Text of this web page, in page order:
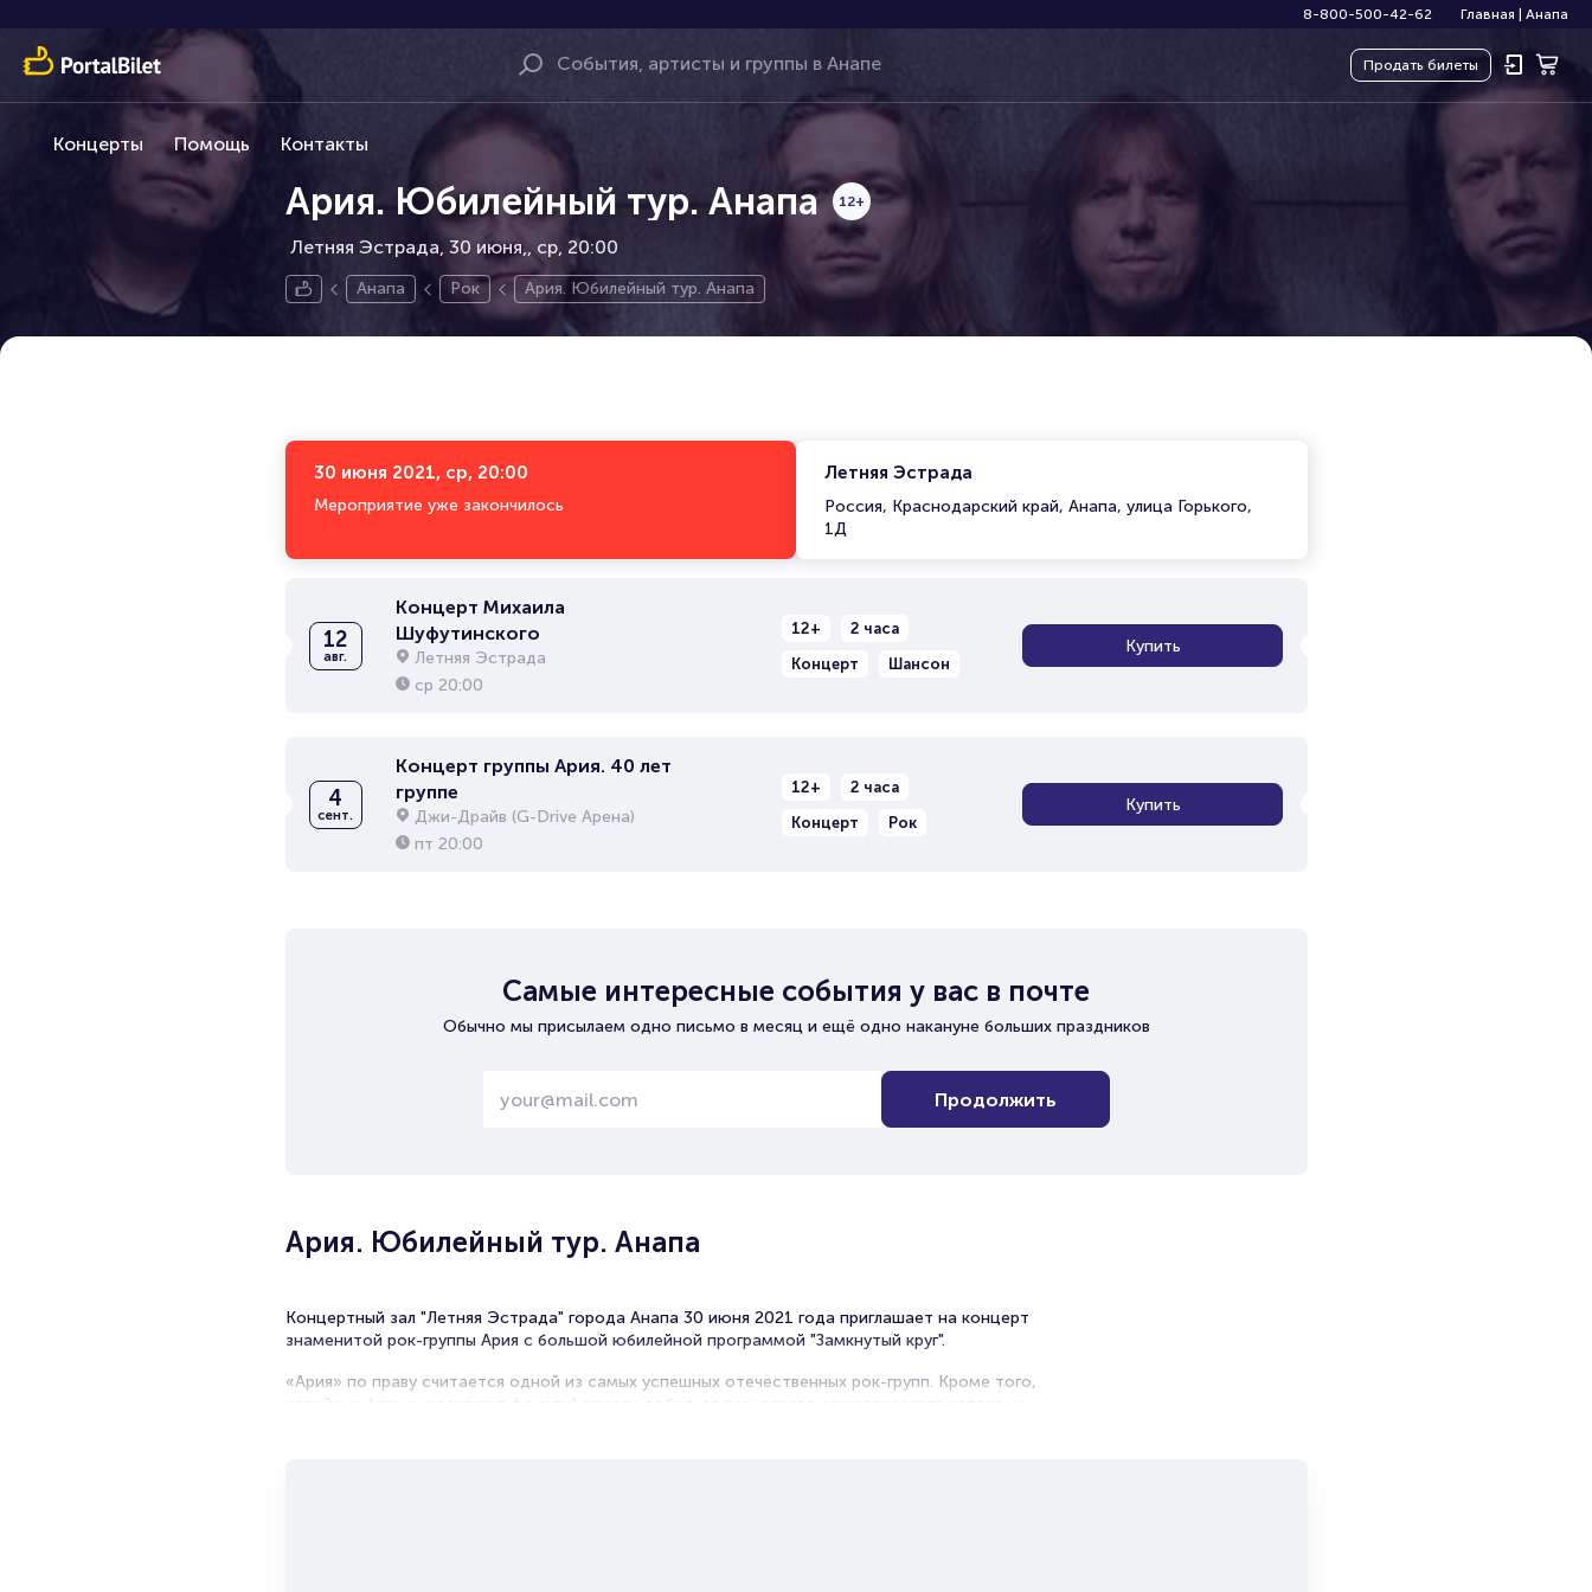
8-800-500-42-62 Главная Анапа
Продать билеты
Концерты Помощь Контакты
Ария. Юбилейный тур. Анапа
Летняя Эстрада, 30 июня,
12+
ср, 20:00
Анапа Рок Ария. Юбилейный тур. Анапа
30 июня 2021, ср, 20:00
Мероприятие уже закончилось
Летняя Эстрада
Россия, Краснодарский край, Анапа, улица Горького,
1Д
12
авг.
Концерт Михаила
Шуфутинского
Летняя Эстрада
ср 20:00
12+
2 часа
Концерт
Шансон
Купить
4
сент.
Концерт группы Ария. 40 лет
группе
Джи-Драйв (G-Drive Арена)
пт 20:00
12+
2 часа
Концерт
Рок
Купить
Самые интересные события у вас в почте
Обычно мы присылаем одно письмо в месяц и ещё одно накануне больших праздников
Продолжить
Ария. Юбилейный тур. Анапа
Концертный зал "Летняя Эстрада" города Анапа 30 июня 2021 года приглашает на концерт
знаменитой рок-группы Ария с большой юбилейной программой "Замкнутый круг".
«Ария» по праву считается одной из самых успешных отечественных рок-групп. Кроме того,
«арийцы» (как их называют фанаты) сумели добиться серьезного коммерческого успеха не